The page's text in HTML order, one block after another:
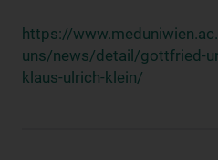
https://
uns/news/detail/gottfried-
klaus-ulrich-klein/